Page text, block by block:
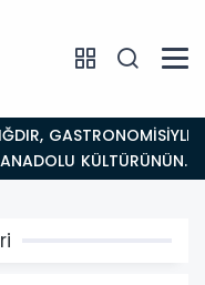
KÜLTÜRÜNÜN